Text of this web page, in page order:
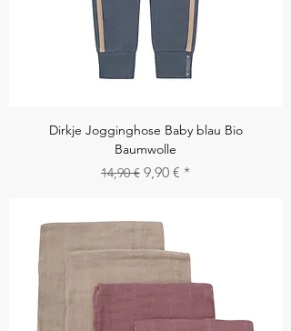
Dirkje Jogginghose Baby blau Bio
Baumwolle
Standardpreis
14,90 € Sale-Preis
9,90 €